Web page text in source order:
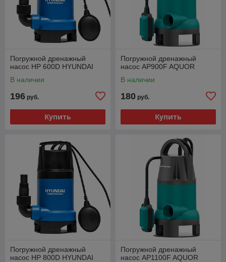
Погружной дренажный
насос HP 600D HYUNDAI
В наличии
196 руб.
Купить
Погружной дренажный
насос AP900F AQUOR
В наличии
180 руб.
Купить
Погружной дренажный
насос HP 800D HYUNDAI
Погружной дренажный
насос AP1100F AQUOR